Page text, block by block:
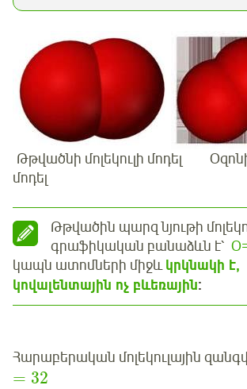
Թթվածնի մոլեկուլի մոդել Օզոնի
մոդել
Թթվածին պարզ նյութի
գրաֆիկական բանաձևն է՝
կապն ատոմների միջևկրկնակի է,
կովալենտային ոչ բևեռային:
Հարաբերական մոլեկուլային
= 32